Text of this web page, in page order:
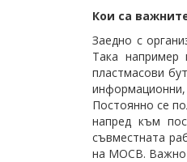
Кои са
Заедно с
Така
пластмасови
Постоянно се
напред към
съвместната
на МОСВ. Важно